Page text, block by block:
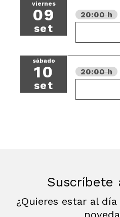
viernes
09
set
20:00 h
sábado
10
set
20:00 h
Suscríbete
¿Quieres estar al